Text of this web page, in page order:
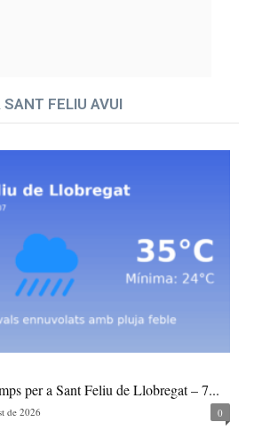
FELIU AVUI
per a Sant Feliu de Llobregat – 7...
de 2026 0